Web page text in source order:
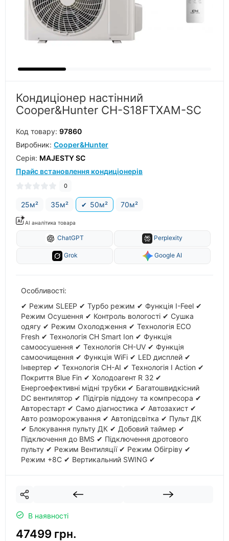
Кондиціонер настінний
Cooper&Hunter CH-S18FTXAM-SC
Код товару: 97860
Виробник: Cooper&Hunter
Серiя: MAJESTY SC
Прайс встановлення кондиціонерів
0
25м² 35м² 50м² 70м²
AI аналітика товара
ChatGPT Perplexity
Grok Google AI
Особливості:
✔ Режим SLЕЕР ✔ Турбо режим ✔ Функція I-Feel ✔
Режим Осушення ✔ Контроль вологості ✔ Сушка
одягу ✔ Режим Охолодження ✔ Технологія ECO
Fresh ✔ Технологія CH Smart Ion ✔ Функція
самоосушення ✔ Технологія CH-UV ✔ Функція
самоочищення ✔ Функція WiFi ✔ LED дисплей ✔
Інвертер ✔ Технологія CH-AI ✔ Технологія I Action ✔
Покриття Blue Fin ✔ Холодоагент R 32 ✔
Енергоефективні мідні трубки ✔ Багатошвидкісний
DC вентилятор ✔ Підігрів піддону та компресора ✔
Авторестарт ✔ Само діагностика ✔ Автозахист ✔
Авто розморожування ✔ Автопідсвітка ✔ Пульт ДК
✔ Блокування пульту ДК ✔ Добовий таймер ✔
Підключення до BMS ✔ Підключення дротового
пульту ✔ Режим Вентиляції ✔ Режим Обігріву ✔
Режим +8С ✔ Вертикальний SWING ✔
В наявності
47499 грн.